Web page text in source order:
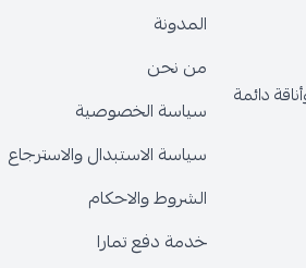
دائمة
المدونة
من نحن
سياسة الخصوصية
سياسة الاستبدال والاسترجاع
الشروط والاحكام
خدمة دفع تمارا